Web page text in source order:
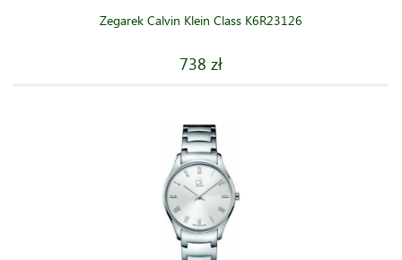
Zegarek Calvin Klein Class K6R23126
738 zł